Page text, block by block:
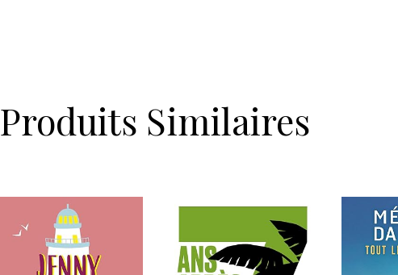
Produits Similaires